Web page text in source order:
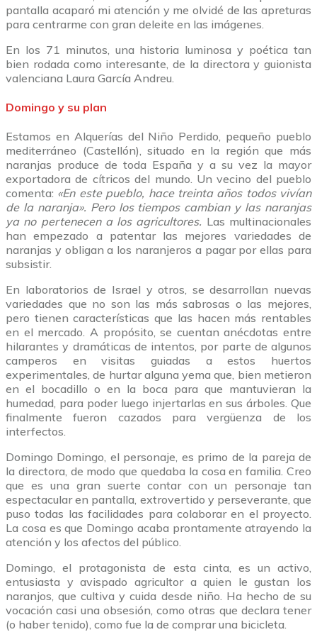
pantalla acaparó mi atención y me olvidé de las apreturas
para centrarme con gran deleite en las imágenes.
En los 71 minutos, una historia luminosa y poética tan
bien rodada como interesante, de la directora y guionista
valenciana Laura García Andreu.
Domingo y su plan
Estamos en Alquerías del Niño Perdido, pequeño pueblo
mediterráneo (Castellón), situado en la región que más
naranjas produce de toda España y a su vez la mayor
exportadora de cítricos del mundo. Un vecino del pueblo
comenta: «En este pueblo, hace treinta años todos vivían
de la naranja». Pero los tiempos cambian y las naranjas
ya no pertenecen a los agricultores. Las multinacionales
han empezado a patentar las mejores variedades de
naranjas y obligan a los naranjeros a pagar por ellas para
subsistir.
En laboratorios de Israel y otros, se desarrollan nuevas
variedades que no son las más sabrosas o las mejores,
pero tienen características que las hacen más rentables
en el mercado. A propósito, se cuentan anécdotas entre
hilarantes y dramáticas de intentos, por parte de algunos
camperos en visitas guiadas a estos huertos
experimentales, de hurtar alguna yema que, bien metieron
en el bocadillo o en la boca para que mantuvieran la
humedad, para poder luego injertarlas en sus árboles. Que
finalmente fueron cazados para vergüenza de los
interfectos.
Domingo Domingo, el personaje, es primo de la pareja de
la directora, de modo que quedaba la cosa en familia. Creo
que es una gran suerte contar con un personaje tan
espectacular en pantalla, extrovertido y perseverante, que
puso todas las facilidades para colaborar en el proyecto.
La cosa es que Domingo acaba prontamente atrayendo la
atención y los afectos del público.
Domingo, el protagonista de esta cinta, es un activo,
entusiasta y avispado agricultor a quien le gustan los
naranjos, que cultiva y cuida desde niño. Ha hecho de su
vocación casi una obsesión, como otras que declara tener
(o haber tenido), como fue la de comprar una bicicleta.